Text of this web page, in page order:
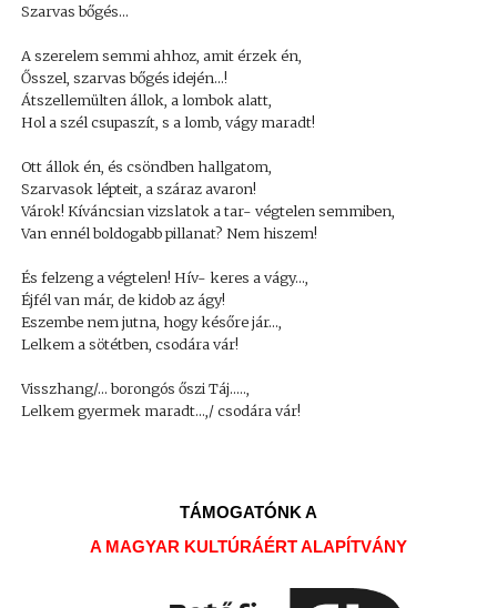
Szarvas bőgés...
A szerelem semmi ahhoz, amit érzek én,
Ősszel, szarvas bőgés idején...!
Átszellemülten állok, a lombok alatt,
Hol a szél csupaszít, s a lomb, vágy maradt!
Ott állok én, és csöndben hallgatom,
Szarvasok lépteit, a száraz avaron!
Várok! Kíváncsian vizslatok a tar- végtelen semmiben,
Van ennél boldogabb pillanat? Nem hiszem!
És felzeng a végtelen! Hív- keres a vágy...,
Éjfél van már, de kidob az ágy!
Eszembe nem jutna, hogy későre jár...,
Lelkem a sötétben, csodára vár!
Visszhang/... borongós őszi Táj.....,
Lelkem gyermek maradt...,/ csodára vár!
TÁMOGATÓNK A
A MAGYAR KULTÚRÁÉRT ALAPÍTVÁNY